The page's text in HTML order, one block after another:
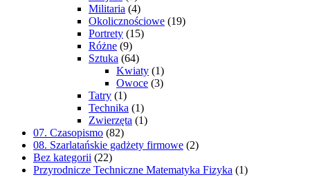
Militaria (4)
Okolicznościowe (19)
Portrety (15)
Różne (9)
Sztuka (64)
Kwiaty (1)
Owoce (3)
Tatry (1)
Technika (1)
Zwierzęta (1)
07. Czasopismo (82)
08. Szarlatańskie gadżety firmowe (2)
Bez kategorii (22)
Przyrodnicze Techniczne Matematyka Fizyka (1)